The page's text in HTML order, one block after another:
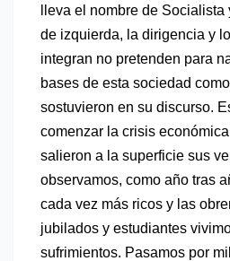
lleva el nombre de
de izquierda, la dirigencia y
integran no pretenden para
bases de esta sociedad
sostuvieron en su discurso.
comenzar la crisis
salieron a la superficie sus
observamos, como año tras
cada vez más ricos y las
jubilados y estudiantes
sufrimientos. Pasamos por